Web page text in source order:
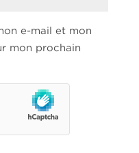
e-mail et mon
mon prochain